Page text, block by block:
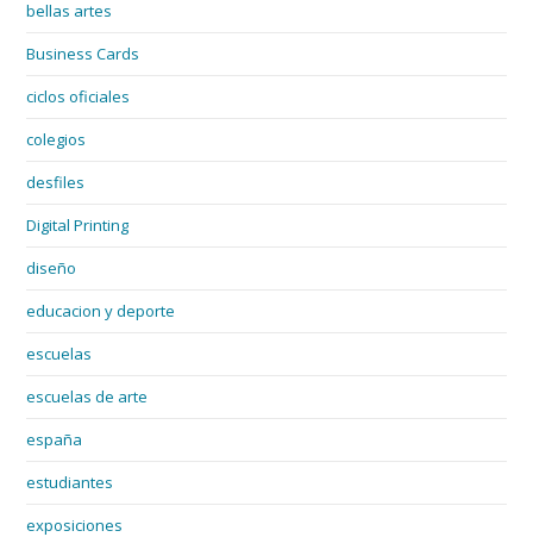
bellas artes
Business Cards
ciclos oficiales
colegios
desfiles
Digital Printing
diseño
educacion y deporte
escuelas
escuelas de arte
españa
estudiantes
exposiciones